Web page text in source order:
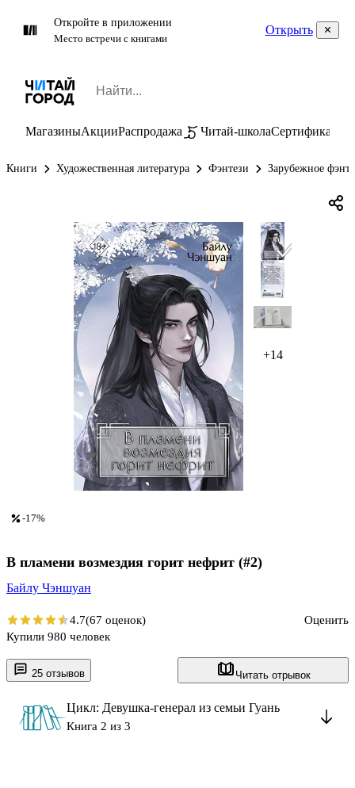
Откройте в приложении
Место встречи с книгами
Открыть
МагазиныАкцииРаспродажа Читай-школаСертификаты
Книги Художественная литература Фэнтези Зарубежное
+14
25 отзывов Читать отрывок
Цикл: Девушка-генерал из семьи Гуань
Книга 2 из 3
-17%
В пламени возмездия горит нефрит (#2)
Байлу Чэншуан
4.7(67 оценок)
Оценить
Купили 980 человек